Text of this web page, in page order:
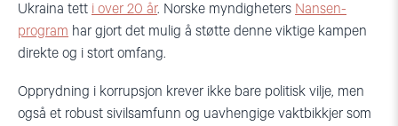
Ukraina tett i over 20 år. Norske myndigheters Nansen-
program har gjort det mulig å støtte denne viktige kampen
direkte og i stort omfang.
Opprydning i korrupsjon krever ikke bare politisk vilje, men
også et robust sivilsamfunn og uavhengige vaktbikkjer som